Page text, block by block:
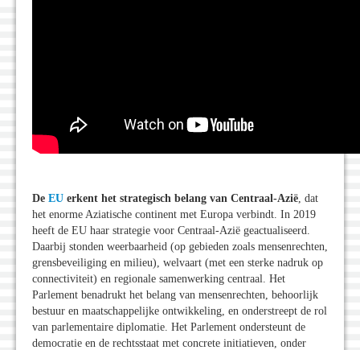
De EU erkent het strategisch belang van Centraal-Azië , dat
het enorme Aziatische continent met Europa verbindt. In 2019
heeft de EU haar strategie voor Centraal-Azië geactualiseerd.
Daarbij stonden weerbaarheid (op gebieden zoals mensenrechten,
grensbeveiliging en milieu), welvaart (met een sterke nadruk op
connectiviteit) en regionale samenwerking centraal. Het
Parlement benadrukt het belang van mensenrechten, behoorlijk
bestuur en maatschappelijke ontwikkeling, en onderstreept de rol
van parlementaire diplomatie. Het Parlement ondersteunt de
democratie en de rechtsstaat met concrete initiatieven, onder